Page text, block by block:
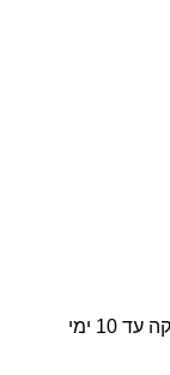
שימו לב! מינימום 10 יח' ממוצר להזמנה. אספקה עד 10 ימי